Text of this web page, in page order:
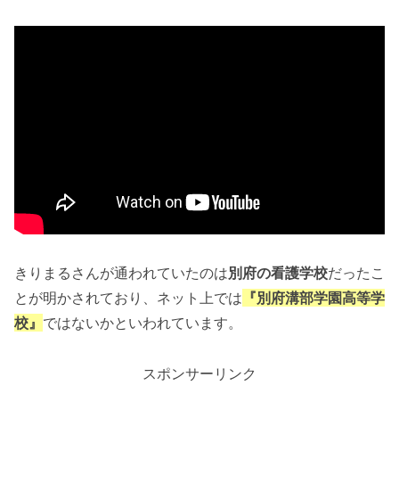
きりまるさんが通われていたのは別府の看護学校だったこ
とが明かされており、ネット上では 『別府溝部学園高等学
校』 ではないかといわれています。
スポンサーリンク